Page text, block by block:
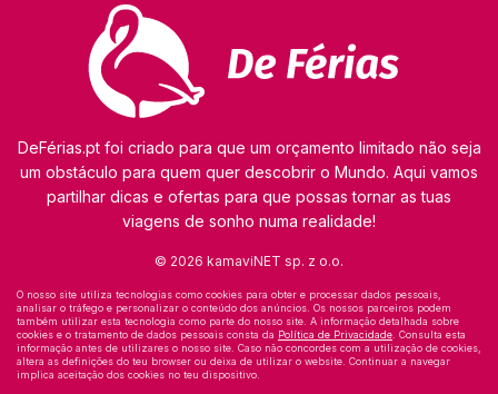
DeFérias.pt foi criado para que um orçamento limitado não seja
um obstáculo para quem quer descobrir o Mundo. Aqui vamos
partilhar dicas e ofertas para que possas tornar as tuas
viagens de sonho numa realidade!
© 2026 kamaviNET sp. z o.o.
O nosso site utiliza tecnologias como cookies para obter e processar dados pessoais,
analisar o tráfego e personalizar o conteúdo dos anúncios. Os nossos parceiros podem
também utilizar esta tecnologia como parte do nosso site. A informação detalhada sobre
cookies e o tratamento de dados pessoais consta da Política de Privacidade . Consulta esta
informação antes de utilizares o nosso site. Caso não concordes com a utilização de cookies,
altera as definições do teu browser ou deixa de utilizar o website. Continuar a navegar
implica aceitação dos cookies no teu dispositivo.